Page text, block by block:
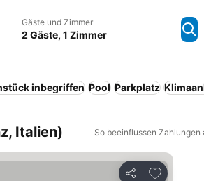
Gäste und Zimmer
2 Gäste, 1 Zimmer
inbegriffen Pool Parkplatz
Italien) So beeinflussen Zahlungen
Zu